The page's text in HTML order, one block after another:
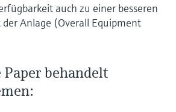
auch zu einer besseren
Anlage (Overall Equipment
behandelt